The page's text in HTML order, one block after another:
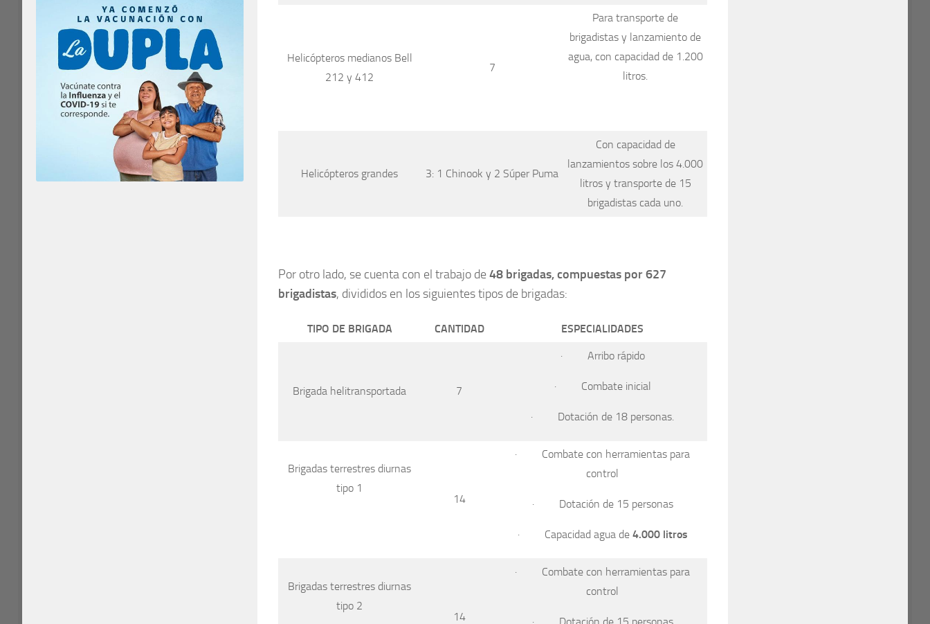
Helicópteros medianos Bell
212 y 412
7
Para transporte de
brigadistas y lanzamiento de
agua, con capacidad de 1.200
litros.
Helicópteros grandes 3: 1 Chinook y 2 Súper Puma
Con capacidad de
lanzamientos sobre los 4.000
litros y transporte de 15
brigadistas cada uno.
Por otro lado, se cuenta con el trabajo de48 brigadas, compuestas por 627
brigadistas, divididos en los siguientes tipos de brigadas:
TIPO DE BRIGADA CANTIDAD ESPECIALIDADES
Brigada helitransportada 7
· Arribo rápido
· Combate inicial
· Dotación de 18 personas.
Brigadas terrestres diurnas
tipo 1
14
· Combate con herramientas para
control
· Dotación de 15 personas
· Capacidad agua de 4.000 litros
Brigadas terrestres diurnas
tipo 2
14
· Combate con herramientas para
control